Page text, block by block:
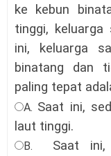
ke kebun
tinggi,
ini, keluarga
binatang dan
paling tepat
A. Saat ini,
laut tinggi.
B.
Saat